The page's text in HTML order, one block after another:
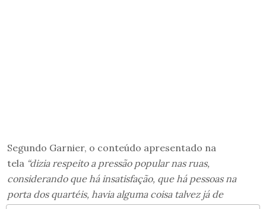
Segundo Garnier, o conteúdo apresentado na
tela “dizia respeito a pressão popular nas ruas,
considerando que há insatisfação, que há pessoas na
porta dos quartéis, havia alguma coisa talvez já de